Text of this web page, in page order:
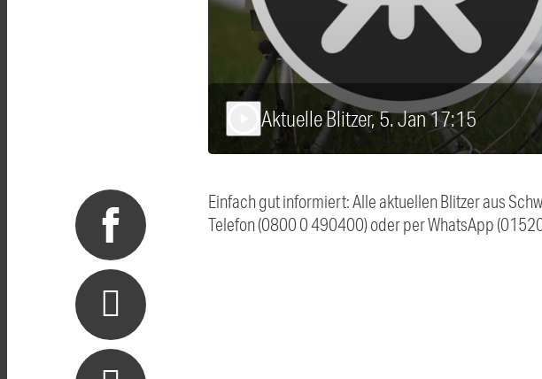
Aktuelle Blitzer, 5. Jan 17:15
Einfach gut informiert: Alle aktuellen Blitzer aus
Telefon (0800 0 490400) oder per WhatsApp